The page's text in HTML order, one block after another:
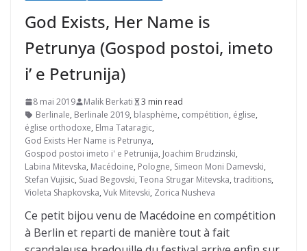
God Exists, Her Name is
Petrunya (Gospod postoi, imeto
i’ e Petrunija)
8 mai 2019 Malik Berkati
3 min read
Berlinale, Berlinale 2019, blasphème, compétition, église,
église orthodoxe, Elma Tataragic,
God Exists Her Name is Petrunya,
Gospod postoi imeto i' e Petrunija, Joachim Brudzinski,
Labina Mitevska, Macédoine, Pologne, Simeon Moni Damevski,
Stefan Vujisic, Suad Begovski, Teona Strugar Mitevska, traditions,
Violeta Shapkovska, Vuk Mitevski, Zorica Nusheva
Ce petit bijou venu de Macédoine en compétition
à Berlin et reparti de manière tout à fait